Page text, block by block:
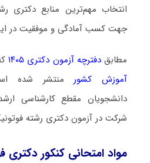
انتخاب مهم‌ترین منابع دکتری
جهت کسب آمادگی و موفقیت در
مطابقدفترچه آزمون دکتری ۱۴۰۵
آموزش کشور
منتشر شده
دانشجویان مقطع کارشناسی
شرکت در آزمون دکتری رشته
مواد امتحانی کنکور دکتری